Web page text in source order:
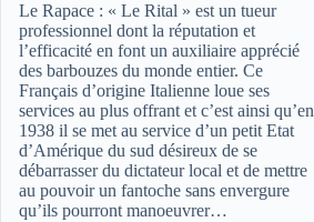
Le Rapace : « Le Rital » est un tueur
professionnel dont la réputation et
l’efficacité en font un auxiliaire apprécié
des barbouzes du monde entier. Ce
Français d’origine Italienne loue ses
services au plus offrant et c’est ainsi qu’en
1938 il se met au service d’un petit Etat
d’Amérique du sud désireux de se
débarrasser du dictateur local et de mettre
au pouvoir un fantoche sans envergure
qu’ils pourront manoeuvrer…